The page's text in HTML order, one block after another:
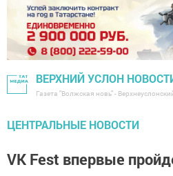
ВЕРХНИЙ УСЛОН
Газета "Волжская новь" -
ЦЕНТРАЛЬНЫЕ НОВОСТИ
VK Fest впервые